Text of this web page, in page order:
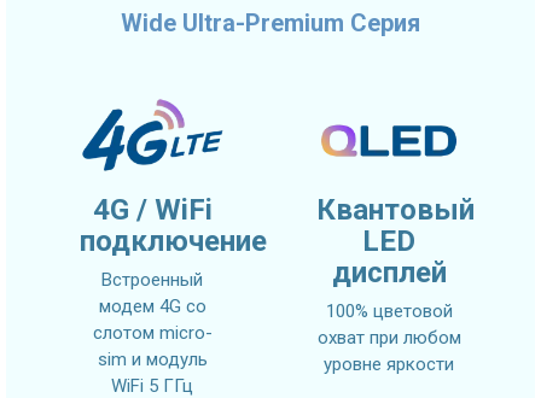
Wide Ultra-Premium Серия
4G / WiFi
подключение
Встроенный
модем 4G со
слотом micro-
sim и модуль
WiFi 5 ГГц
Квантовый
LED
дисплей
100% цветовой
охват при любом
уровне яркости